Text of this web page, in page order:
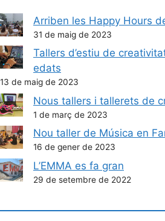
Arriben les Happy Hours
31 de maig de 2023
Tallers d’estiu de
edats
13 de maig de 2023
Nous tallers i tallerets de
1 de març de 2023
Nou taller de Música en
16 de gener de 2023
L’EMMA es fa gran
29 de setembre de 2022